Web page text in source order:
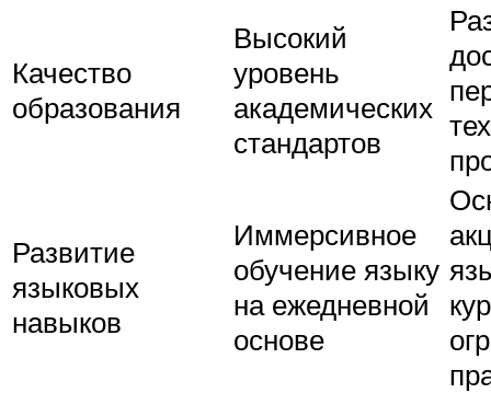
Качество
образования
Высокий
уровень
академических
стандартов
Развитие
языковых
навыков
Иммерсивное
обучение языку
на ежедневной
основе